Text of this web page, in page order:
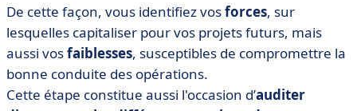
De cette façon, vous identifiez vosforces, sur
lesquelles capitaliser pour vos projets futurs, mais
aussi vosfaiblesses, susceptibles de compromettre la
bonne conduite des opérations.
Cette étape constitue aussi l'occasion d’auditer